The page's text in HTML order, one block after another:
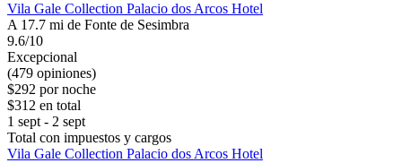
Vila Gale Collection Palacio dos Arcos Hotel
A 17.7 mi de Fonte de Sesimbra
9.6/10
Excepcional
(479 opiniones)
$292 por noche
$312 en total
1 sept - 2 sept
Total con impuestos y cargos
Vila Gale Collection Palacio dos Arcos Hotel